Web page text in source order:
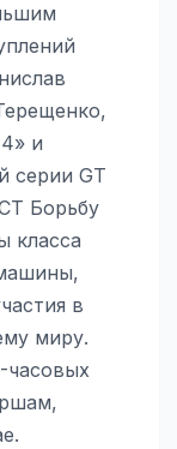
и
серии GT
Борьбу
класса
в
миру.